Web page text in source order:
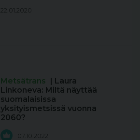
22.01.2020
Metsätrans | Laura
Linkoneva: Miltä näyttää
suomalaisissa
yksityismetsissä vuonna
2060?
07.10.2022